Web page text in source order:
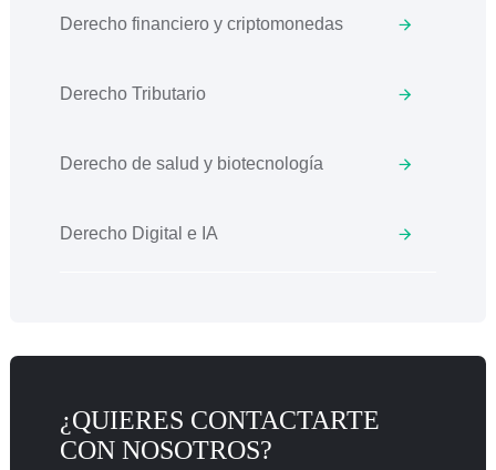
Derecho financiero y criptomonedas
Derecho Tributario
Derecho de salud y biotecnología
Derecho Digital e IA
¿QUIERES CONTACTARTE
CON NOSOTROS?